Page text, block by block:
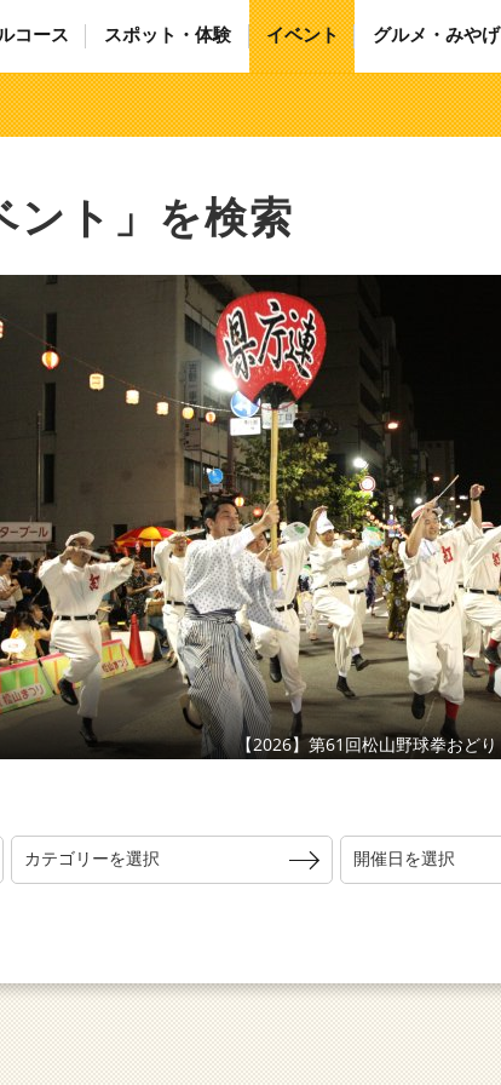
コース スポット・体験 イベント グルメ・みやげ
ント」を検索
【2026】第61回松山野球拳おどり
カテゴリーを選択 開催日を選択